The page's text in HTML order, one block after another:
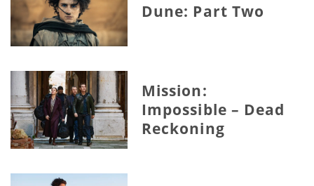
Dune: Part Two
Mission:
Impossible – Dead
Reckoning